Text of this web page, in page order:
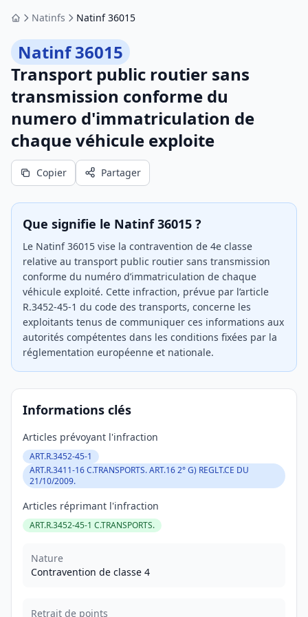
AccueilNatinfs Natinf 36015
Natinf 36015
Transport public routier sans
transmission conforme du
numero d'immatriculation de
chaque véhicule exploite
Copier Partager
Que signifie le Natinf 36015 ?
Le Natinf 36015 vise la contravention de 4e classe
relative au transport public routier sans transmission
conforme du numéro d’immatriculation de chaque
véhicule exploité. Cette infraction, prévue par l’article
R.3452-45-1 du code des transports, concerne les
exploitants tenus de communiquer ces informations aux
autorités compétentes dans les conditions fixées par la
réglementation européenne et nationale.
Informations clés
Articles prévoyant l'infraction
ART.R.3452-45-1
ART.R.3411-16 C.TRANSPORTS. ART.16 2° G) REGLT.CE DU
21/10/2009.
Articles réprimant l'infraction
ART.R.3452-45-1 C.TRANSPORTS.
Nature
Contravention de classe 4
Retrait de points